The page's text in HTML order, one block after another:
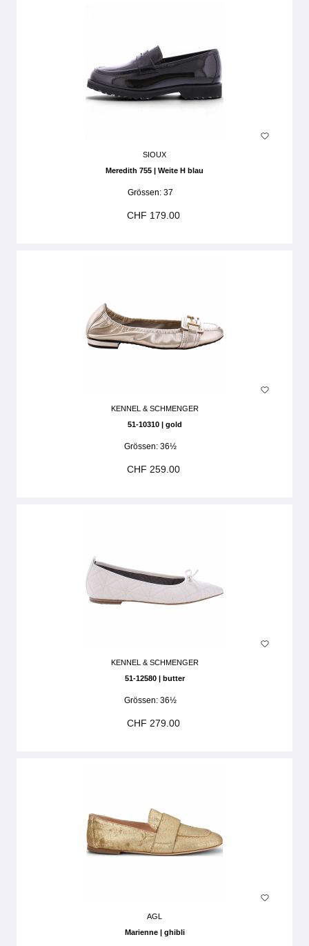
SIOUX
Meredith 755 | Weite H blau
Grössen: 37
CHF 179.00
KENNEL & SCHMENGER
51-10310 | gold
Grössen: 36½
CHF 259.00
KENNEL & SCHMENGER
51-12580 | butter
Grössen: 36½
CHF 279.00
AGL
Marienne | ghibli